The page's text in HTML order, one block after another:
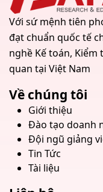
Với sứ mệnh tiên
đạt chuẩn quốc tế
nghề Kế toán, Kiểm
quan tại Việt Nam
Về chúng tôi
Giới thiệu
Đào tạo doanh
Đội ngũ giảng
Tin Tức
Tài liệu